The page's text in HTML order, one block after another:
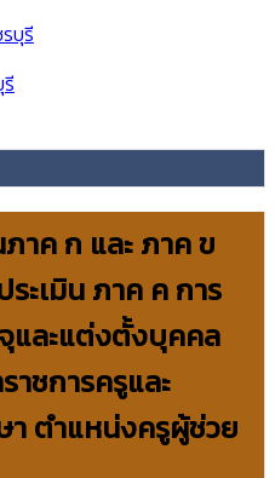
าค ก และ ภาค ข
ะเมิน ภาค ค การ
และแต่งตั้งบุคคล
าชการครูและ
า ตำแหน่งครูผู้ช่วย